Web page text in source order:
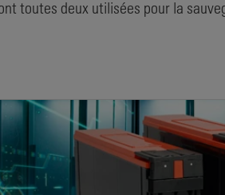
toutes deux utilisées pour la